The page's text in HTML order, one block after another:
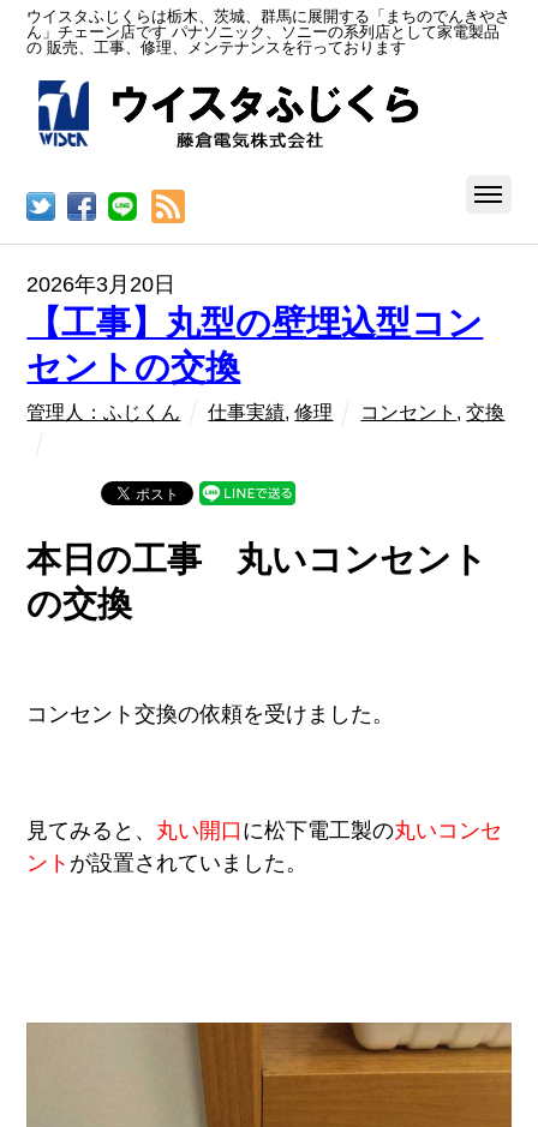
ウイスタふじくらは栃木、茨城、群馬に展開する「まちのでんきやさ
ん」チェーン店です パナソニック、ソニーの系列店として家電製品
の 販売、工事、修理、メンテナンスを行っております
2026年3月20日
【工事】丸型の壁埋込型コン
セントの交換
管理人：ふじくん 仕事実績,修理 コンセント ,交換
本日の工事 丸いコンセント
の交換
コンセント交換の依頼を受けました。
見てみると、 丸い開口 に松下電工製の丸いコンセ
ント が設置されていました。